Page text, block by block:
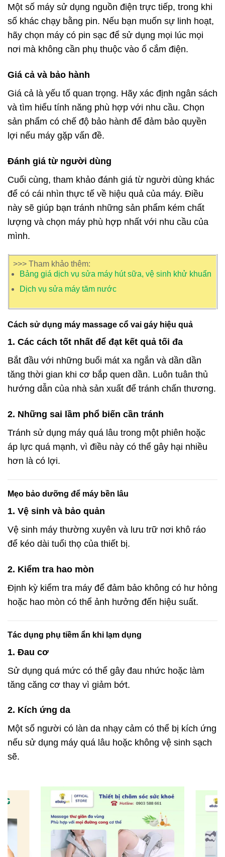
Một số máy sử dụng nguồn điện trực tiếp, trong khi
số khác chạy bằng pin. Nếu bạn muốn sự linh hoạt,
hãy chọn máy có pin sạc để sử dụng mọi lúc mọi
nơi mà không cần phụ thuộc vào ổ cắm điện.
Giá cả và bảo hành
Giá cả là yếu tố quan trọng. Hãy xác định ngân sách
và tìm hiểu tính năng phù hợp với nhu cầu. Chọn
sản phẩm có chế độ bảo hành để đảm bảo quyền
lợi nếu máy gặp vấn đề.
Đánh giá từ người dùng
Cuối cùng, tham khảo đánh giá từ người dùng khác
để có cái nhìn thực tế về hiệu quả của máy. Điều
này sẽ giúp bạn tránh những sản phẩm kém chất
lượng và chọn máy phù hợp nhất với nhu cầu của
mình.
>>> Tham khảo thêm:
Bảng giá dịch vụ sửa máy hút sữa, vệ sinh khử khuẩn
Dịch vụ sửa máy tăm nước
Cách sử dụng máy massage cổ vai gáy hiệu quả
1. Các cách tốt nhất để đạt kết quả tối đa
Bắt đầu với những buổi mát xa ngắn và dần dần
tăng thời gian khi cơ bắp quen dần. Luôn tuân thủ
hướng dẫn của nhà sản xuất để tránh chấn thương.
2. Những sai lầm phổ biến cần tránh
Tránh sử dụng máy quá lâu trong một phiên hoặc
áp lực quá mạnh, vì điều này có thể gây hại nhiều
hơn là có lợi.
Mẹo bảo dưỡng để máy bền lâu
1. Vệ sinh và bảo quản
Vệ sinh máy thường xuyên và lưu trữ nơi khô ráo
để kéo dài tuổi thọ của thiết bị.
2. Kiểm tra hao mòn
Định kỳ kiểm tra máy để đảm bảo không có hư hỏng
hoặc hao mòn có thể ảnh hưởng đến hiệu suất.
Tác dụng phụ tiềm ẩn khi lạm dụng
1. Đau cơ
Sử dụng quá mức có thể gây đau nhức hoặc làm
tăng căng cơ thay vì giảm bớt.
2. Kích ứng da
Một số người có làn da nhạy cảm có thể bị kích ứng
nếu sử dụng máy quá lâu hoặc không vệ sinh sạch
sẽ.